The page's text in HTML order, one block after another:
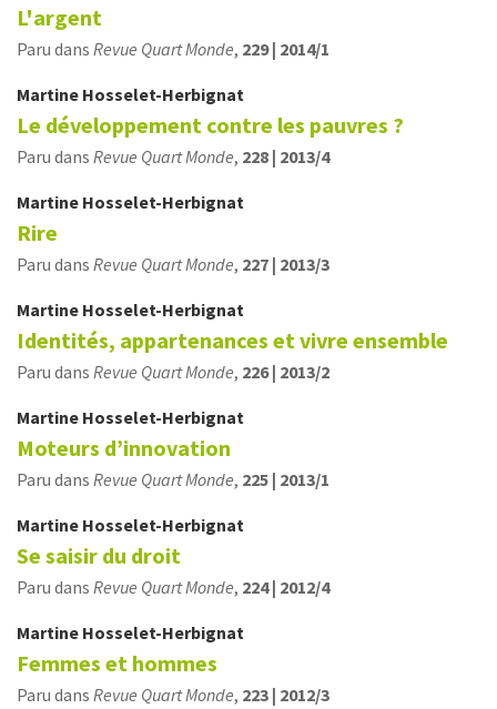
L'argent
Paru dans Revue Quart Monde, 229 | 2014/1
Martine Hosselet-Herbignat
Le développement contre les pauvres ?
Paru dans Revue Quart Monde, 228 | 2013/4
Martine Hosselet-Herbignat
Rire
Paru dans Revue Quart Monde, 227 | 2013/3
Martine Hosselet-Herbignat
Identités, appartenances et vivre ensemble
Paru dans Revue Quart Monde, 226 | 2013/2
Martine Hosselet-Herbignat
Moteurs d’innovation
Paru dans Revue Quart Monde, 225 | 2013/1
Martine Hosselet-Herbignat
Se saisir du droit
Paru dans Revue Quart Monde, 224 | 2012/4
Martine Hosselet-Herbignat
Femmes et hommes
Paru dans Revue Quart Monde, 223 | 2012/3